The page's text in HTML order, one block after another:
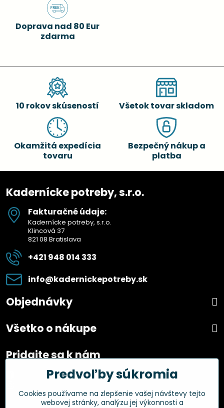
Doprava nad 80 Eur
zdarma
10 rokov skúseností Všetok tovar skladom
Okamžitá expedícia
tovaru
Bezpečný nákup a
platba
Kadernícke potreby, s.r.o.
Fakturačné údaje:
Kadernícke potreby, s.r.o.
Klincová 37
821 08 Bratislava
+421 948 014 333
info​@kadernickepotreby​.sk
Objednávky
Všetko o nákupe
Pridajte sa k nám
FacebookPredvoľby súkromia
Cookies používame na zlepšenie vašej návštevy tejto
webovej stránky, analýzu jej výkonnosti a